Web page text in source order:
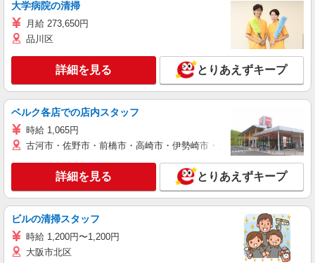
大学病院の清掃
月給 273,650円
品川区
詳細を見る とりあえずキープ
ベルク各店での店内スタッフ
時給 1,065円
古河市・佐野市・前橋市・高崎市・伊勢崎市・太田市・館林市・藤
詳細を見る とりあえずキープ
ビルの清掃スタッフ
時給 1,200円〜1,200円
大阪市北区